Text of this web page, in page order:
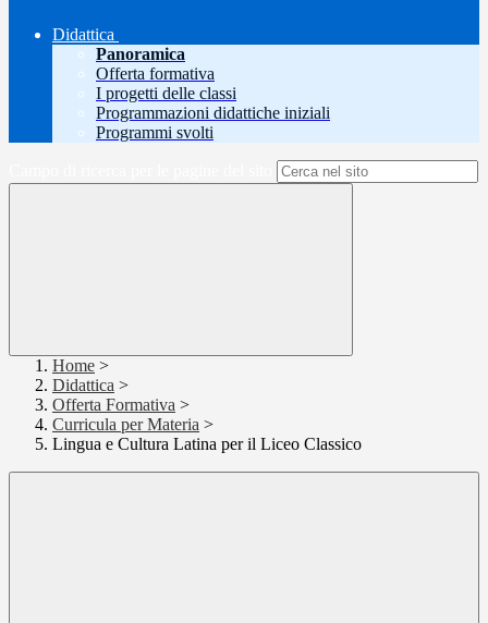
Didattica
Panoramica
Offerta formativa
I progetti delle classi
Programmazioni didattiche iniziali
Programmi svolti
Home >
Didattica >
Offerta Formativa >
Curricula per Materia >
Lingua e Cultura Latina per il Liceo Classico